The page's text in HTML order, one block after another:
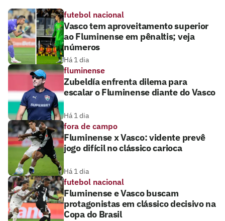
futebol nacional
Vasco tem aproveitamento superior
ao Fluminense em pênaltis; veja
números
Há 1 dia
fluminense
Zubeldía enfrenta dilema para
escalar o Fluminense diante do Vasco
Há 1 dia
fora de campo
Fluminense x Vasco: vidente prevê
jogo difícil no clássico carioca
Há 1 dia
futebol nacional
Fluminense e Vasco buscam
protagonistas em clássico decisivo na
Copa do Brasil